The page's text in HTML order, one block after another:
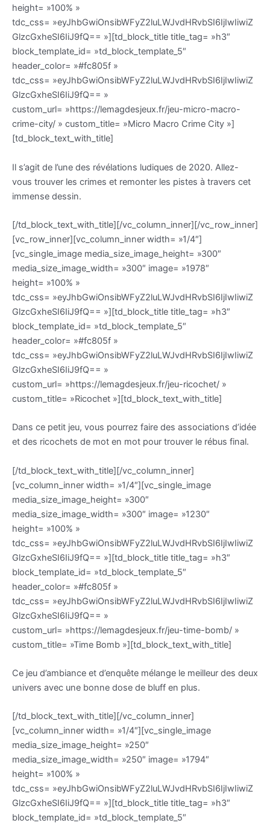
height= »100% »
tdc_css= »eyJhbGwiOnsibWFyZ2luLWJvdHRvbSI6IjIwIiwiZ
GlzcGxheSI6IiJ9fQ== »][td_block_title title_tag= »h3″
block_template_id= »td_block_template_5″
header_color= »#fc805f »
tdc_css= »eyJhbGwiOnsibWFyZ2luLWJvdHRvbSI6IjIwIiwiZ
GlzcGxheSI6IiJ9fQ== »
custom_url= »https://lemagdesjeux.fr/jeu-micro-macro-
crime-city/ » custom_title= »Micro Macro Crime City »]
[td_block_text_with_title]
Il s’agit de l’une des révélations ludiques de 2020. Allez-
vous trouver les crimes et remonter les pistes à travers cet
immense dessin.
[/td_block_text_with_title][/vc_column_inner][/vc_row_inner]
[vc_row_inner][vc_column_inner width= »1/4″]
[vc_single_image media_size_image_height= »300″
media_size_image_width= »300″ image= »1978″
height= »100% »
tdc_css= »eyJhbGwiOnsibWFyZ2luLWJvdHRvbSI6IjIwIiwiZ
GlzcGxheSI6IiJ9fQ== »][td_block_title title_tag= »h3″
block_template_id= »td_block_template_5″
header_color= »#fc805f »
tdc_css= »eyJhbGwiOnsibWFyZ2luLWJvdHRvbSI6IjIwIiwiZ
GlzcGxheSI6IiJ9fQ== »
custom_url= »https://lemagdesjeux.fr/jeu-ricochet/ »
custom_title= »Ricochet »][td_block_text_with_title]
Dans ce petit jeu, vous pourrez faire des associations d’idée
et des ricochets de mot en mot pour trouver le rébus final.
[/td_block_text_with_title][/vc_column_inner]
[vc_column_inner width= »1/4″][vc_single_image
media_size_image_height= »300″
media_size_image_width= »300″ image= »1230″
height= »100% »
tdc_css= »eyJhbGwiOnsibWFyZ2luLWJvdHRvbSI6IjIwIiwiZ
GlzcGxheSI6IiJ9fQ== »][td_block_title title_tag= »h3″
block_template_id= »td_block_template_5″
header_color= »#fc805f »
tdc_css= »eyJhbGwiOnsibWFyZ2luLWJvdHRvbSI6IjIwIiwiZ
GlzcGxheSI6IiJ9fQ== »
custom_url= »https://lemagdesjeux.fr/jeu-time-bomb/ »
custom_title= »Time Bomb »][td_block_text_with_title]
Ce jeu d’ambiance et d’enquête mélange le meilleur des deux
univers avec une bonne dose de bluff en plus.
[/td_block_text_with_title][/vc_column_inner]
[vc_column_inner width= »1/4″][vc_single_image
media_size_image_height= »250″
media_size_image_width= »250″ image= »1794″
height= »100% »
tdc_css= »eyJhbGwiOnsibWFyZ2luLWJvdHRvbSI6IjIwIiwiZ
GlzcGxheSI6IiJ9fQ== »][td_block_title title_tag= »h3″
block_template_id= »td_block_template_5″